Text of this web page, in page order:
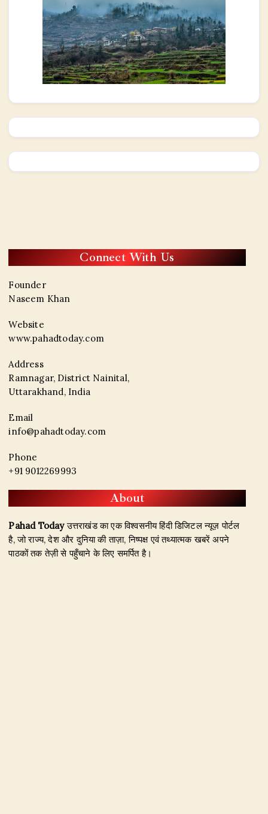
Connect With Us
Founder
Naseem Khan
Website
www.pahadtoday.com
Address
Ramnagar, District Nainital,
Uttarakhand, India
Email
info@pahadtoday.com
Phone
+91 9012269993
About
Pahad Todayउत्तराखंड का एक विश्वसनीय हिंदी डिजिटल न्यूज़ पोर्टल
है, जो राज्य, देश और दुनिया की ताज़ा, निष्पक्ष एवं तथ्यात्मक खबरें अपने
पाठकों तक तेज़ी से पहुँचाने के लिए समर्पित है।